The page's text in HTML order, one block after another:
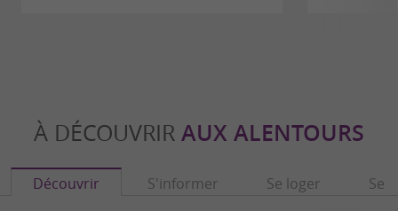
À DÉCOUVRIR AUX ALENTOURS
Découvrir S'informer Se loger Se